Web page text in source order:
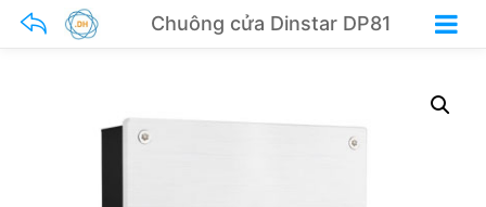
Chuông cửa Dinstar DP81